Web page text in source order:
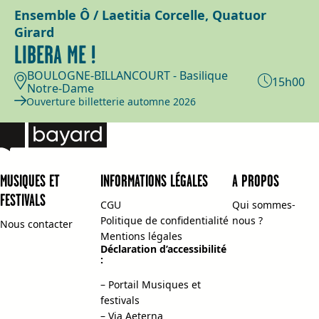
Ensemble Ô / Laetitia Corcelle, Quatuor
Girard
LIBERA ME !
BOULOGNE-BILLANCOURT - Basilique
Notre-Dame
15h00
Ouverture billetterie automne 2026
MUSIQUES ET
FESTIVALS
Nous contacter
INFORMATIONS LÉGALES
CGU
Politique de confidentialité
Mentions légales
Déclaration d’accessibilité
:
– Portail Musiques et
festivals
– Via Aeterna
A PROPOS
Qui sommes-
nous ?